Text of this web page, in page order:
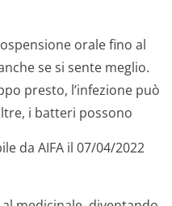
orale fino al
se si sente meglio.
presto, l’infezione può
i batteri possono
da AIFA il 07/04/2022